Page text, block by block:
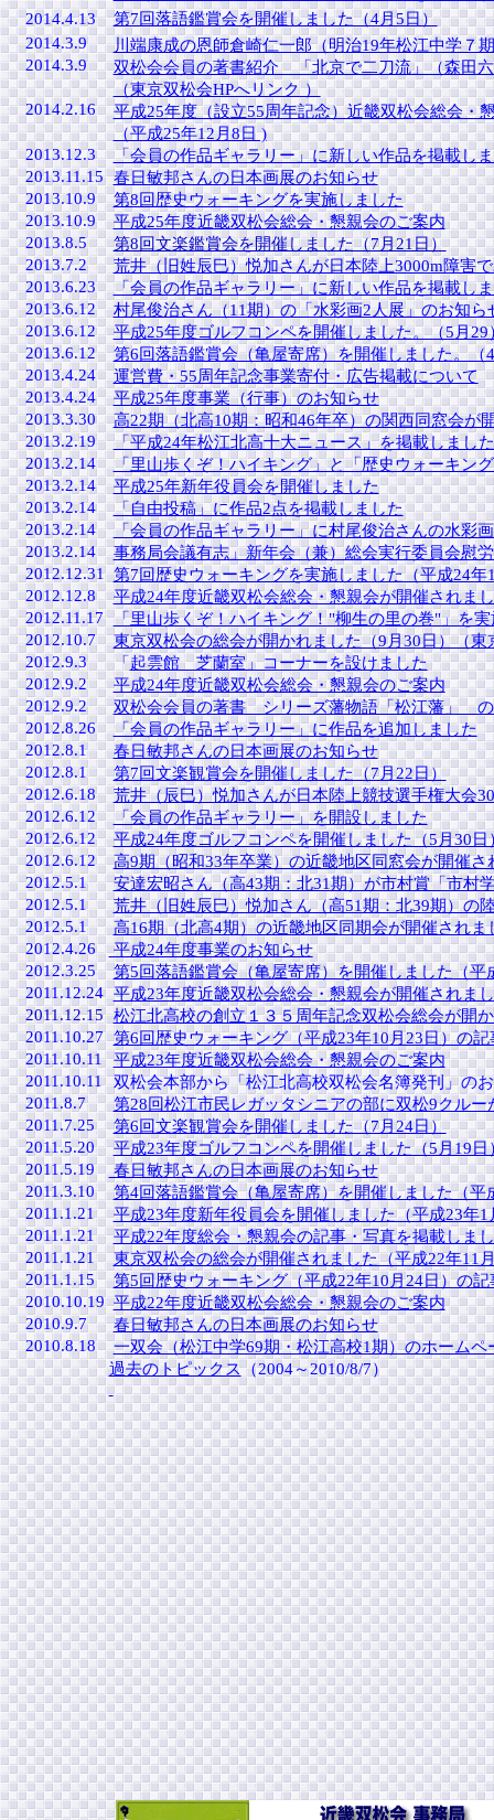
2014.4.13
第7回落語鑑賞会を開催しました（4月5日）
2014.3.9
川端康成の恩師倉崎仁一郎（明治19年松江中学７
2014.3.9
双松会会員の著書紹介 「北京で二刀流」（森田
（東京双松会HPへリンク ）
2014.2.16
平成25年度（設立55周年記念）近畿双松会総会・
（平成25年12月8日 )
2013.12.3
「会員の作品ギャラリー」に新しい作品を掲載し
2013.11.15 春日敏邦さんの日本画展のお知らせ
2013.10.9
第8回歴史ウォーキングを実施しました
2013.10.9
平成25年度近畿双松会総会・懇親会のご案内
2013.8.5
第8回文楽鑑賞会を開催しました（7月21日）
2013.7.2
荒井（旧姓辰巳）悦加さんが日本陸上3000m障害
2013.6.23
「会員の作品ギャラリー」に新しい作品を掲載し
2013.6.12
村尾俊治さん（11期）の「水彩画2人展」のお知ら
2013.6.12
平成25年度ゴルフコンペを開催しました。（5月29
2013.6.12
第6回落語鑑賞会（亀屋寄席）を開催しました。（
2013.4.24
運営費・55周年記念事業寄付・広告掲載について
2013.4.24
平成25年度事業（行事）のお知らせ
2013.3.30
高22期（北高10期：昭和46年卒）の関西同窓会が
2013.2.19
「平成24年松江北高十大ニュース」を掲載しました
2013.2.14
「里山歩くぞ！ハイキング」と「歴史ウォーキン
2013.2.14
平成25年新年役員会を開催しました
2013.2.14
「自由投稿」に作品2点を掲載しました
2013.2.14
「会員の作品ギャラリー」に村尾俊治さんの水彩
2013.2.14
事務局会議有志」新年会（兼）総会実行委員会慰
2012.12.31 第7回歴史ウォーキングを実施しました（平成24年
2012.12.8
平成24年度近畿双松会総会・懇親会が開催されま
2012.11.17 「里山歩くぞ！ハイキング！"柳生の里の巻"」を
2012.10.7
東京双松会の総会が開かれました（9月30日）（東
2012.9.3
「 起雲館 芝蘭室」コーナーを設けました
2012.9.2
平成24年度近畿双松会総会・懇親会のご案内
2012.9.2
双松会会員の著書 シリーズ藩物語「松江藩」 の
2012.8.26
「会員の作品ギャラリー」に作品を追加しました
2012.8.1
春日敏邦さんの日本画展のお知らせ
2012.8.1
第7回文楽観賞会を開催しました（7月22日）
2012.6.18
荒井（辰巳）悦加さんが日本陸上競技選手権大会
2012.6.12
「会員の作品ギャラリー」を開設しました
2012.6.12
平成24年度ゴルフコンペを開催しました（5月30日
2012.6.12
高9期（昭和33年卒業）の近畿地区同窓会が開催さ
2012.5.1
安達宏昭さん（高43期：北31期）が市村賞「市
2012.5.1
荒井（旧姓辰巳）悦加さん（高51期：北39期）の
2012.5.1
高16期（北高4期）の近畿地区同期会が開催されま
2012.4.26
平成24年度事業のお知らせ
2012.3.25
第5回落語鑑賞会（亀屋寄席）を開催しました（平
2011.12.24 平成23年度近畿双松会総会・懇親会が開催されま
2011.12.15 松江北高校の創立１３５周年記念双松会総会が開
2011.10.27 第6回歴史ウォーキング（平成23年10月23日）の
2011.10.11
平成23年度近畿双松会総会・懇親会のご案内
2011.10.11双松会本部から「松江北高校双松会名簿発刊」の
2011.8.7
第28回松江市民レガッタシニアの部に双松9クルー
2011.7.25
第6回文楽観賞会を開催しました（7月24日）
2011.5.20
平成23年度ゴルフコンペを開催しました（5月19日
2011.5.19 春日敏邦さんの日本画展のお知らせ
2011.3.10
第4回落語鑑賞会（亀屋寄席）を開催しました（平
2011.1.21
平成23年度新年役員会を開催しました（平成23年1
2011.1.21
平成22年度総会・懇親会の記事・写真を掲載しま
2011.1.21
東京双松会の総会が開催されました（平成22年11
2011.1.15
第5回歴史ウォーキング（平成22年10月24日）の
2010.10.19 平成22年度近畿双松会総会・懇親会のご案内
2010.9.7
春日敏邦さんの日本画展のお知らせ
2010.8.18
一双会（松江中学69期・松江高校1期）のホームペ
過去のトピックス（2004～2010/8/7）